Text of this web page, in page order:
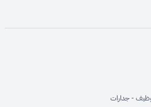
opens in
opens in
opens in
opens in
opens in
opens in new
- جداراتopens in new window